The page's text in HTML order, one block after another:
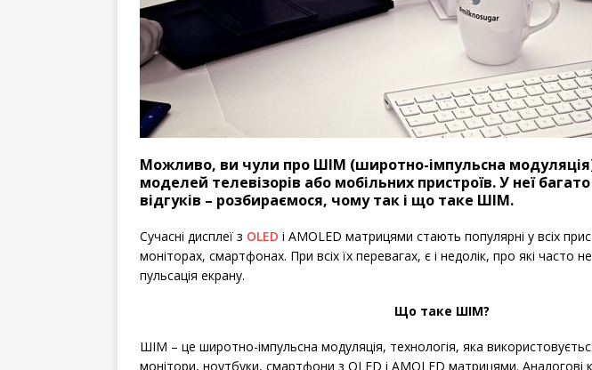
Можливо, ви чули про ШІМ (широтно-імпульсна модуляція)
моделей телевізорів або мобільних пристроїв. У неї
відгуків – розбираємося, чому так і що таке ШІМ.
Сучасні дисплеї з OLED і AMOLED матрицями стають популярні у всіх
моніторах, смартфонах. При всіх їх перевагах, є і недолік, про які часто
пульсація екрану.
Що таке ШІМ?
ШІМ – це широтно-імпульсна модуляція, технологія, яка
монітори, ноутбуки, смартфони з OLED і AMOLED матрицями.